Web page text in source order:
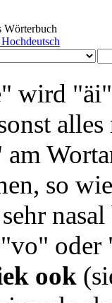
Wörterbuch
wird
so
ook